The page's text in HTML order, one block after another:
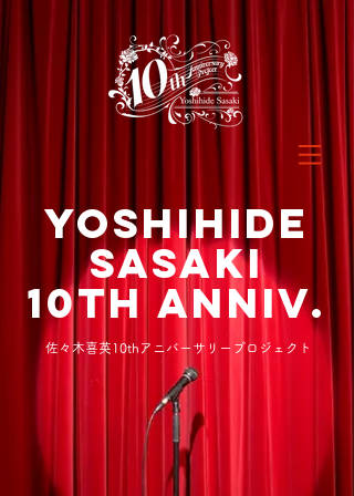
Yoshihide
sasaki
10th Anniv.
佐々木喜英10thアニバーサリープロジェクト